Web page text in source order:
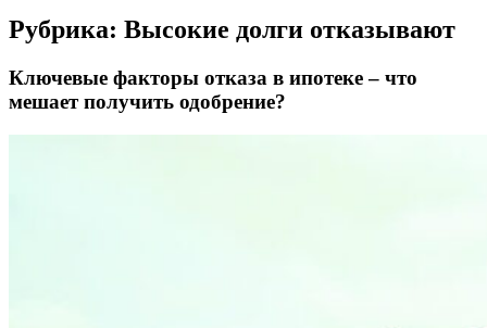
Рубрика: Высокие долги отказывают
Ключевые факторы отказа в ипотеке – что
мешает получить одобрение?